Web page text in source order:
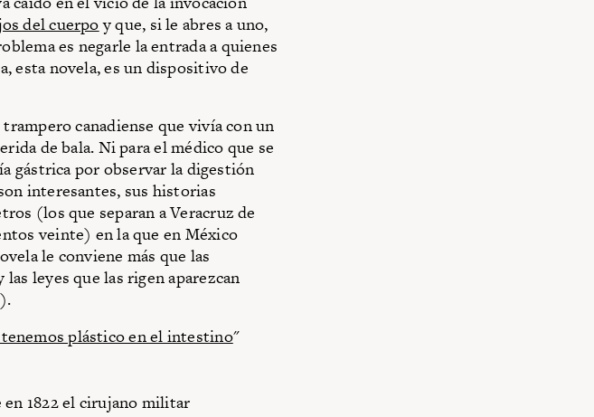
del cuerpoy que, si le abres a uno,
es negarle la entrada a quienes
esta novela, es un dispositivo de
canadiense que vivía con un
de bala. Ni para el médico que se
gástrica por observar la digestión
interesantes, sus historias
(los que separan a Veracruz de
veinte) en la que en México
le conviene más que las
las leyes que las rigen aparezcan
).
plástico en el intestino"
1822 el cirujano militar